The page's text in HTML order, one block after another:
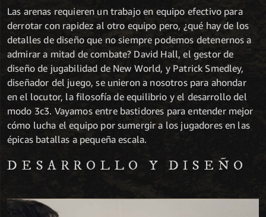
Las arenas requieren un trabajo en equipo efectivo para
derrotar con rapidez al otro equipo pero, ¿qué hay de los
detalles de diseño que no siempre podemos detenernos a
admirar a mitad de combate? David Hall, el gestor de
diseño de jugabilidad de New World, y Patrick Smedley,
diseñador del juego, se unieron a nosotros para ahondar
en el locutor, la filosofía de equilibrio y el desarrollo del
modo 3c3. Vayamos entre bastidores para entender mejor
cómo lucha el equipo por sumergir a los jugadores en las
épicas batallas a pequeña escala.
DESARROLLO Y DISEÑO